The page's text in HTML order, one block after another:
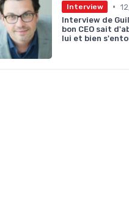
Interview •
Interview de
bon CEO sait
lui et bien